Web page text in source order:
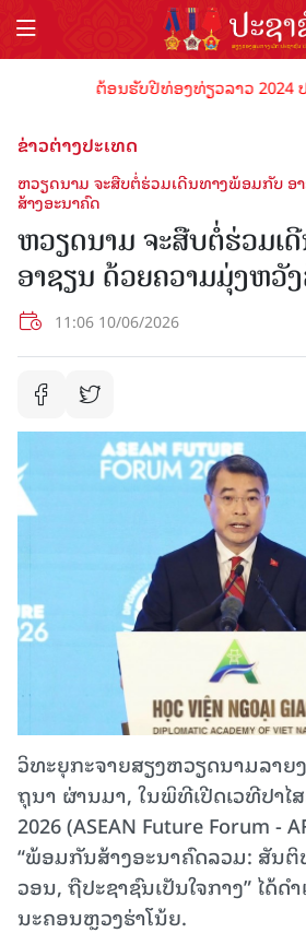
ຕ້ອນຮັບປີທ່ອງທ່ຽວລາວ 2024 ປ
ຂ່າວຕ່າງປະເທດ
ຫວຽດນາມ ຈະ​ສືບ​ຕໍ່​ຮ່ວມ​ເດີນ​ທາງ​ພ້ອມ​ກັບ ອ
ສ້າງ​ອະ​ນາ​ຄົດ
ຫວຽດນາມ ຈະ​ສືບ​ຕໍ່​ຮ່ວມ​ເ
ອາ​ຊຽນ ດ້ວຍ​ຄວາມ​ມຸ່ງ​ຫວັ
11:06 10/06/2026
ວິທະຍຸກະຈາຍສຽງຫວຽດນາມລາຍ
ຖຸ​ນາ ຜ່ານມາ, ໃນ​ພິທີ​ເປີດ​ເວ​ທີ​ປາ​ໄ
2026 (ASEAN Future Forum -
“ພ້ອມ​ກັນ​ສ້າງ​ອະ​ນາ​ຄົດ​ລວມ: ສັນ​
ວອນ, ຖື​ປະ​ຊາ​ຊົນ​ເປັນ​ໃຈ​ກາງ” ໄດ້​ດ
ນະຄອນຫຼວງຮ່າ​ໂນ້ຍ.